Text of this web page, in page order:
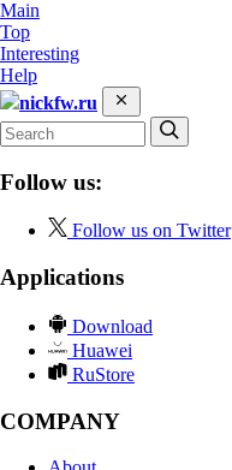
Main
Top
Interesting
Help
nickfw.ru
Follow us:
Follow us on Twitter
Applications
Download
Huawei
RuStore
COMPANY